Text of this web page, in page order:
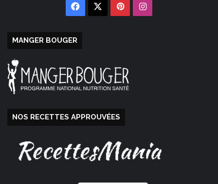
Facebook PinterestInstagram
MANGER BOUGER
NOS RECETTES APPROUVÉES